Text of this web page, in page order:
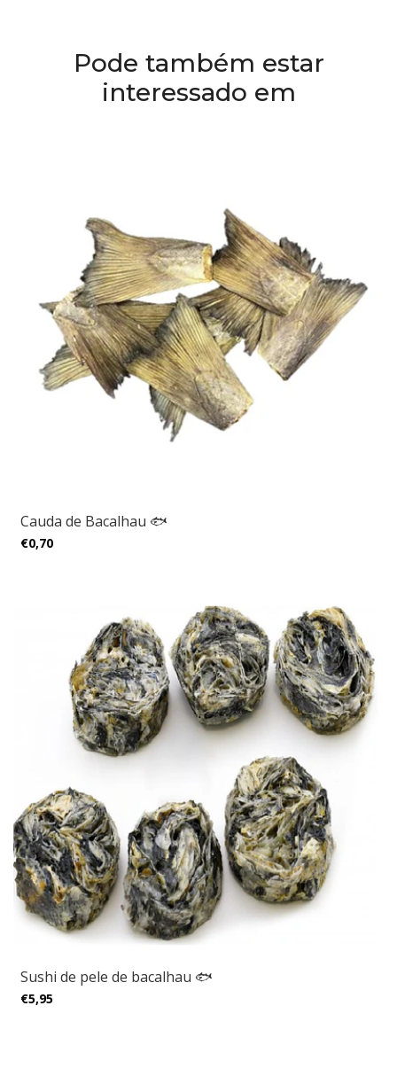
Pode também estar
interessado em
Cauda de Bacalhau 🐟
€0,70
Sushi de pele de bacalhau 🐟
€5,95